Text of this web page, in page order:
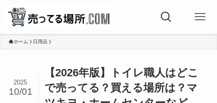
ホーム 日用品
【2026年版】トイレ職人はどこ
で売ってる？買える場所は？マ
2025
10/01